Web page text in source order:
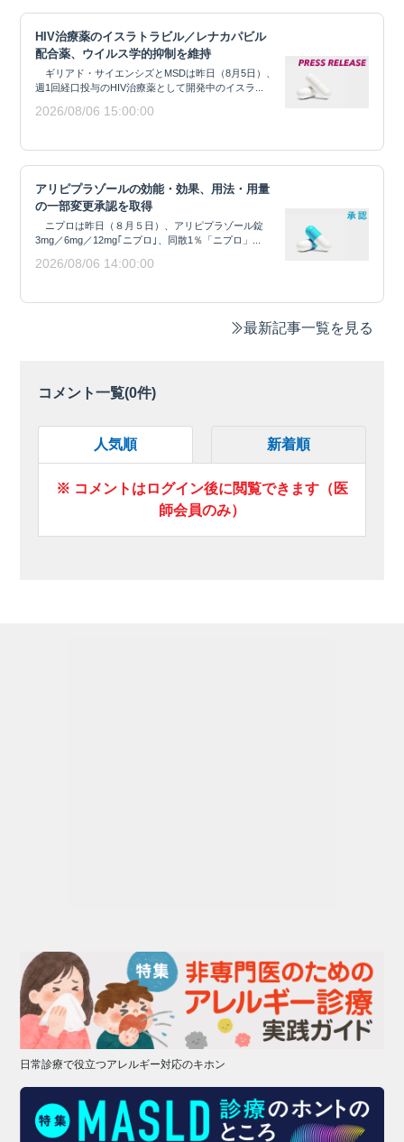
HIV治療薬のイスラトラビル／レナカパビル
配合薬、ウイルス学的抑制を維持
ギリアド・サイエンシズとMSDは昨日（8月5日）、
週1回経口投与のHIV治療薬として開発中のイスラ...
2026/08/06 15:00:00
アリピプラゾールの効能・効果、用法・用量
の一部変更承認を取得
ニプロは昨日（８月５日）、アリピプラゾール錠
3mg／6mg／12mg｢ニプロ｣、同散1％「ニプロ」...
2026/08/06 14:00:00
最新記事一覧を見る
コメント一覧(0件)
人気順 新着順
※ コメントはログイン後に閲覧できます（医
師会員のみ）
日常診療で役立つアレルギー対応のキホン